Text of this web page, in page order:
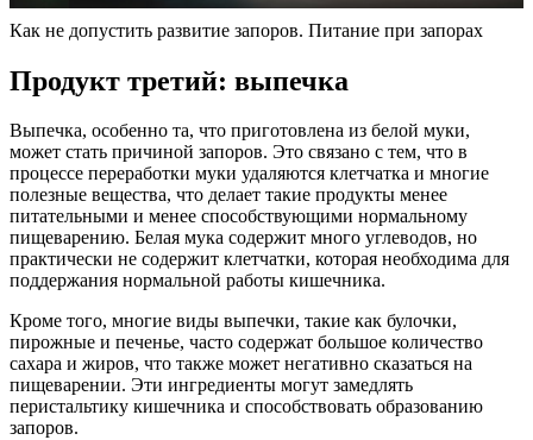
Как не допустить развитие запоров. Питание при запорах
Продукт третий: выпечка
Выпечка, особенно та, что приготовлена из белой муки,
может стать причиной запоров. Это связано с тем, что в
процессе переработки муки удаляются клетчатка и многие
полезные вещества, что делает такие продукты менее
питательными и менее способствующими нормальному
пищеварению. Белая мука содержит много углеводов, но
практически не содержит клетчатки, которая необходима для
поддержания нормальной работы кишечника.
Кроме того, многие виды выпечки, такие как булочки,
пирожные и печенье, часто содержат большое количество
сахара и жиров, что также может негативно сказаться на
пищеварении. Эти ингредиенты могут замедлять
перистальтику кишечника и способствовать образованию
запоров.